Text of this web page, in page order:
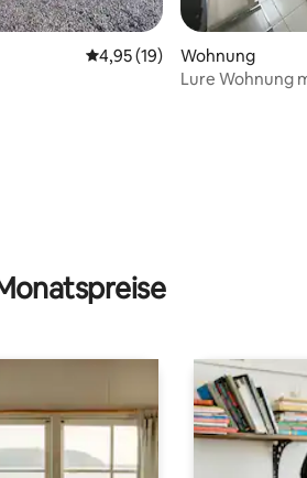
5, 119 Bewertungen
Durchschnittliche
4,95 (19)
Wohnung
Lure Wohnung